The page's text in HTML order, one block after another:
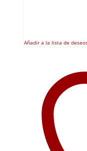
Añadir a la lista de